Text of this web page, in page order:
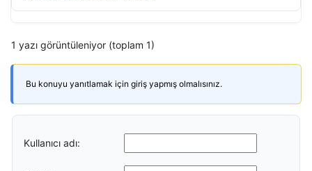
1 yazı görüntüleniyor (toplam 1)
Bu konuyu yanıtlamak için giriş yapmış olmalısınız.
Kullanıcı adı: